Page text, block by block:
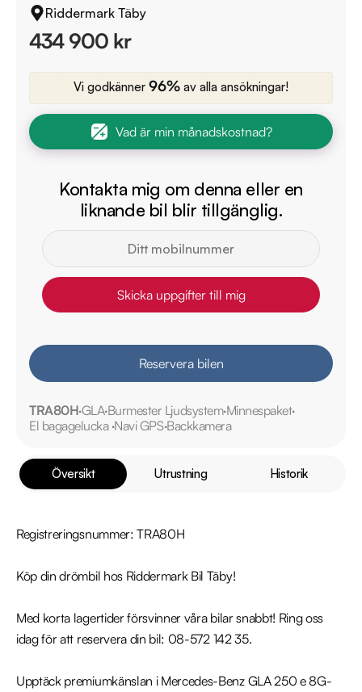
Riddermark Täby
434 900 kr
Vi godkänner 96% av alla ansökningar!
Vad är min månadskostnad?
Kontakta mig om denna eller en
liknande bil blir tillgänglig.
Skicka uppgifter till mig
Reservera bilen
TRA80HGLABurmester LjudsystemMinnespaket
El bagagelucka Navi GPSBackkamera
Översikt Utrustning Historik
Registreringsnummer: TRA80H
Köp din drömbil hos Riddermark Bil Täby!
Med korta lagertider försvinner våra bilar snabbt! Ring oss
idag för att reservera din bil: 08-572 142 35.
Upptäck premiumkänslan i Mercedes-Benz GLA 250 e 8G-